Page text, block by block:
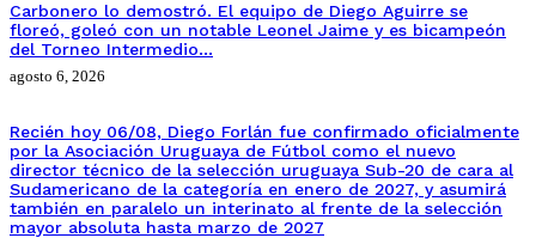
Carbonero lo demostró. El equipo de Diego Aguirre se
floreó, goleó con un notable Leonel Jaime y es bicampeón
del Torneo Intermedio…
agosto 6, 2026
Recién hoy 06/08, Diego Forlán fue confirmado oficialmente
por la Asociación Uruguaya de Fútbol como el nuevo
director técnico de la selección uruguaya Sub-20 de cara al
Sudamericano de la categoría en enero de 2027, y asumirá
también en paralelo un interinato al frente de la selección
mayor absoluta hasta marzo de 2027